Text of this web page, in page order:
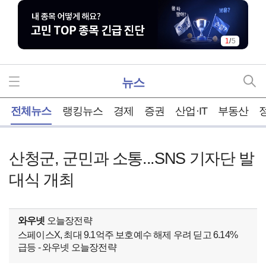
2/5
뉴스
전체뉴스 랭킹뉴스 경제 증권 산업·IT 부동산
산청군, 군민과 소통...SNS 기자단 발
대식 개최
와우넷 오늘장전략
스페이스X, 최대 9.1억주 보호예수 해제 우려 딛고 6.14%
급등 - 와우넷 오늘장전략